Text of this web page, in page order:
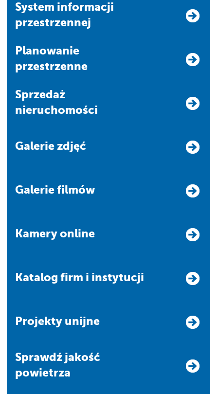
system informacji
przestrzennej
Planowanie
przestrzenne
Sprzedaż
nieruchomości
Galerie zdjęć
Galerie filmów
Kamery online
Katalog firm i instytucji
Projekty unijne
Sprawdź jakość
powietrza